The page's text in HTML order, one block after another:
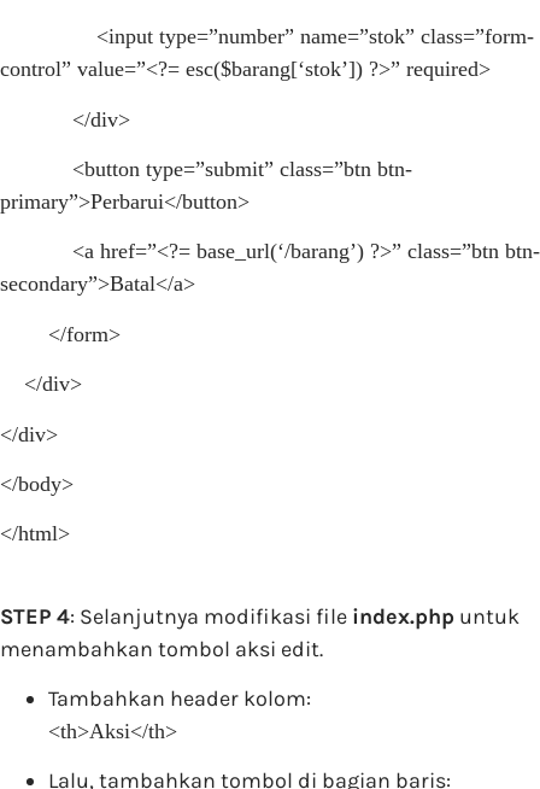
<input type=”number” name=”stok” class=”form-
control” value=”<?= esc($barang[‘stok’]) ?>” required>
</div>
<button type=”submit” class=”btn btn-
primary”>Perbarui</button>
<a href=”<?= base_url(‘/barang’) ?>” class=”btn btn-
secondary”>Batal</a>
</form>
</div>
</div>
</body>
</html>
STEP 4: Selanjutnya modifikasi file index.php untuk
menambahkan tombol aksi edit.
Tambahkan header kolom:
<th>Aksi</th>
Lalu, tambahkan tombol di bagian baris: